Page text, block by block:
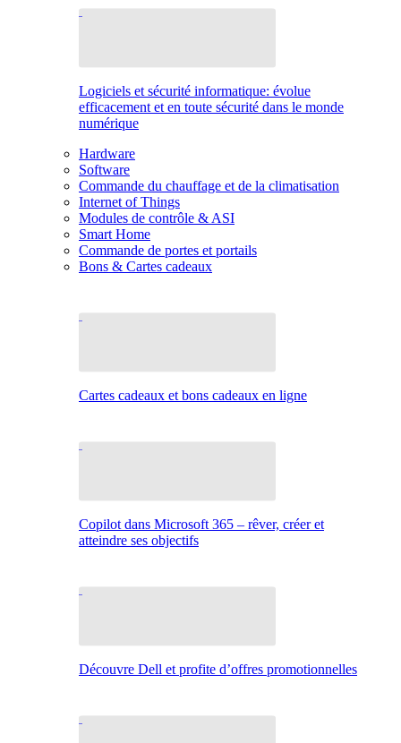
Logiciels et sécurité informatique: évolue
efficacement et en toute sécurité dans le monde
numérique
Hardware
Software
Commande du chauffage et de la climatisation
Internet of Things
Modules de contrôle & ASI
Smart Home
Commande de portes et portails
Bons & Cartes cadeaux
Cartes cadeaux et bons cadeaux en ligne
Copilot dans Microsoft 365 – rêver, créer et
atteindre ses objectifs
Découvre Dell et profite d’offres promotionnelles